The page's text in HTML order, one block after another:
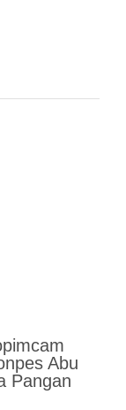
Abu
Pangan